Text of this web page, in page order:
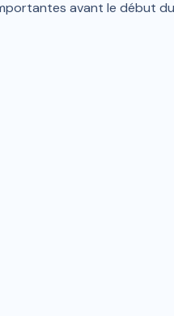
avant le début